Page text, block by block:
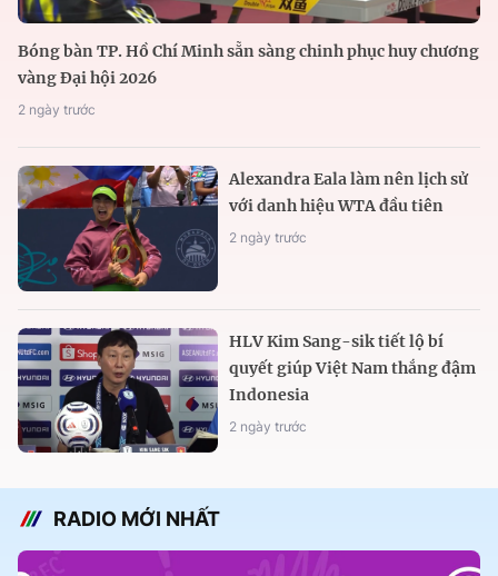
Bóng bàn TP. Hồ Chí Minh sẵn sàng chinh phục huy chương
vàng Đại hội 2026
2 ngày trước
Alexandra Eala làm nên lịch sử
với danh hiệu WTA đầu tiên
2 ngày trước
HLV Kim Sang-sik tiết lộ bí
quyết giúp Việt Nam thắng đậm
Indonesia
2 ngày trước
RADIO MỚI NHẤT